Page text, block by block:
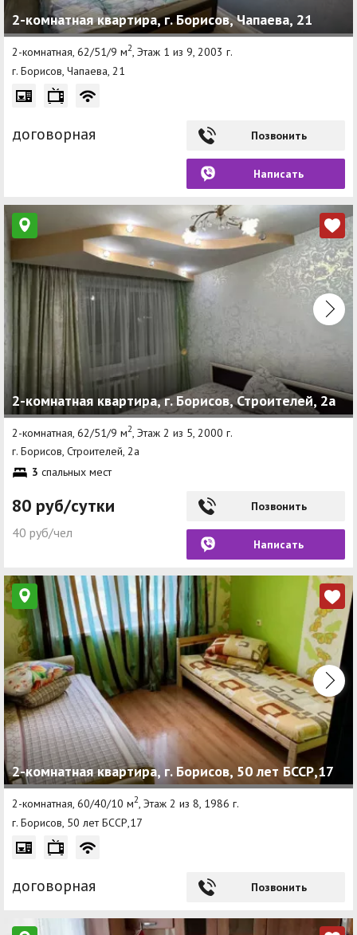
2-комнатная квартира, г. Борисов, Чапаева, 21
2-комнатная, 62/51/9 м2, Этаж 1 из 9, 2003 г.
г. Борисов, Чапаева, 21
договорная Позвонить
Написать
2-комнатная квартира, г. Борисов, Строителей, 2а
2-комнатная, 62/51/9 м2 , Этаж 2 из 5, 2000 г.
г. Борисов, Строителей, 2а
3 спальных мест
80 руб/сутки
40 руб/чел
Позвонить
Написать
2-комнатная квартира, г. Борисов, 50 лет БССР,17
2-комнатная, 60/40/10 м2, Этаж 2 из 8, 1986 г.
г. Борисов, 50 лет БССР,17
договорная Позвонить